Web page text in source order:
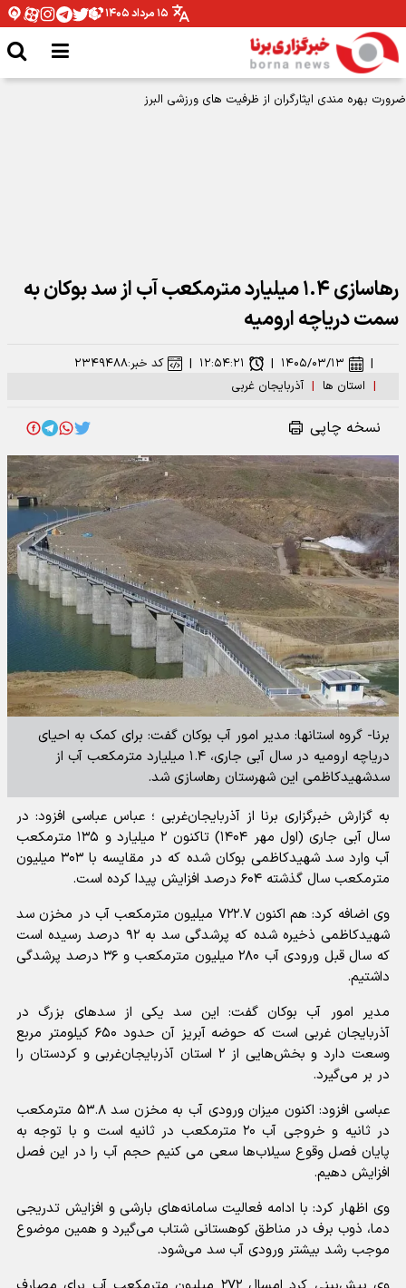
۱۵ مرداد ۱۴۰۵
رهاسازی ۱.۴ میلیارد مترمکعب آب از سد بوکان به
سمت دریاچه ارومیه
| استان ها | آذربایجان غربی
| ۱۴۰۵/۰۳/۱۳ | ۱۲:۵۴:۲۱ | کد خبر:۲۳۴۹۴۸۸
نسخه چاپی
برنا- گروه استانها: مدیر امور آب بوکان گفت: برای کمک به احیای
دریاچه ارومیه در سال آبی جاری، ۱.۴ میلیارد مترمکعب آب از
سدشهیدکاظمی این شهرستان رهاسازی شد.
به گزارش خبرگزاری برنا از آذربایجان‌غربی ؛ عباس عباسی افزود: در
سال آبی جاری (اول مهر ۱۴۰۴) تاکنون ۲ میلیارد و ۱۳۵ مترمکعب
آب وارد سد شهیدکاظمی بوکان شده که در مقایسه با ۳۰۳ میلیون
مترمکعب سال گذشته ۶۰۴ درصد افزایش پیدا کرده است.
وی اضافه کرد: هم اکنون ۷۲۲.۷ میلیون مترمکعب آب در مخزن سد
شهیدکاظمی ذخیره شده که پرشدگی سد به ۹۲ درصد رسیده است
که سال قبل ورودی آب ۲۸۰ میلیون مترمکعب و ۳۶ درصد پرشدگی
داشتیم.
مدیر امور آب بوکان گفت: این سد یکی از سدهای بزرگ در
آذربایجان غربی است که حوضه آبریز آن حدود ۶۵۰ کیلومتر مربع
وسعت دارد و بخش‌هایی از ۲ استان آذربایجان‌غربی و کردستان را
در بر می‌گیرد.
عباسی افزود: اکنون میزان ورودی آب به مخزن سد ۵۳.۸ مترمکعب
در ثانیه و خروجی آب ۲۰ مترمکعب در ثانیه است و با توجه به
پایان فصل وقوع سیلاب‌ها سعی می کنیم حجم آب را در این فصل
افزایش دهیم.
وی اظهار کرد: با ادامه فعالیت سامانه‌های بارشی و افزایش تدریجی
دما، ذوب برف در مناطق کوهستانی شتاب می‌گیرد و همین موضوع
موجب رشد بیشتر ورودی آب سد می‌شود.